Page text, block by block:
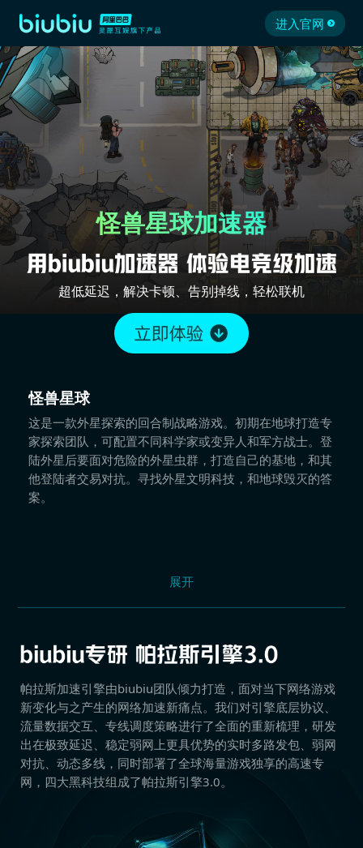
进入官网
怪兽星球加速器
超低延迟，解决卡顿、告别掉线，轻松联机
怪兽星球
这是一款外星探索的回合制战略游戏。初期在地球打造专
家探索团队，可配置不同科学家或变异人和军方战士。登
陆外星后要面对危险的外星虫群，打造自己的基地，和其
他登陆者交易对抗。寻找外星文明科技，和地球毁灭的答
案。
展开
帕拉斯加速引擎由biubiu团队倾力打造，面对当下网络游戏
新变化与之产生的网络加速新痛点。我们对引擎底层协议、
流量数据交互、专线调度策略进行了全面的重新梳理，研发
出在极致延迟、稳定弱网上更具优势的实时多路发包、弱网
对抗、动态多线，同时部署了全球海量游戏独享的高速专
网，四大黑科技组成了帕拉斯引擎3.0。